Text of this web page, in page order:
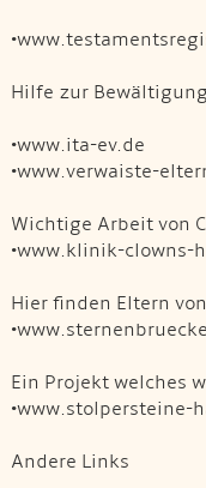
Hilfe zur
•www.ita-ev.de
•www.verwaiste-
Wichtige Arbeit von
•www.klinik-clowns-
Hier finden Eltern
Ein Projekt welches
•www.stolpersteine-
Andere Links